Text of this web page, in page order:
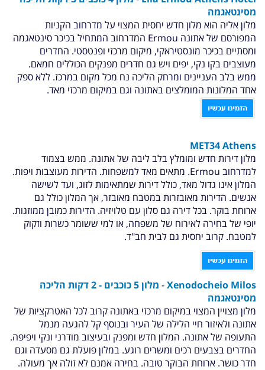
מסינטאגמה
מלון אליה הוא מלון חדש יחסית המצוי על מדרחוב הקניות
המפורסם של אתונה
Ermou המדרחוב המתחיל בכיכר סינטאגמה
ומסתיים בכיכר מונסטיראקי, מיקום מרכזי ופנטסטי. החדרים
מעוצבים בקו נקי, יפים ויש גם חדרים מפנקים הכוללים חמאם.
ממש בלב העניינים ומרחק הליכה נח מכל מקום במרכז. ללא ספק
אחד המלונות המומלצים באתונה וגם במיקום מרכזי מאד.
MET34 Athens
מלון דירות חדש ומומלץ בלב ליבה של אתונה. ממש בצמוד
למדרחוב Ermou. מתאים מאד למשפחות. הדירות מעוצבות ויפות.
המלון אינו גדול מאד, כולל דירות שמתאימות לזוג, ועד לשישה
אנשים. הדירות מאובזרותבמטבח מאובזר, אך המלון כולל גם
ארוחת בוקר. בכל דירה גם סלון עם טלויזיה. הדירות כמובן ממוזגות.
יופי של בחירה לאירוח של משפחה, או למי ששומר כשרות וזקוק
למטבח. קרוב יחסית גם לבית חב"ד.
Xenodocheio Milos
-
מלון 5 כוכבים - 2 דקות הליכה
מסינטאגמה
מלון מצויין המצוי במיקום מרכזי באתונה קרוב לכל האטרקציות של
אתונה ולאיזור חיי הלילה של העיר ובנוסף קל להגעה מנמל
התעופה של אתונה. המלון חדש ומפנק ובעיצוב מודרני ונקי ויפיפה.
החדרים בצבעים רכים ומשרים רוגע. במלון פועלת גם מסעדה וגם
חדר כושר. ארוחת הבוקר טובה. בחירה אמנם לא זולה אך מעולה.